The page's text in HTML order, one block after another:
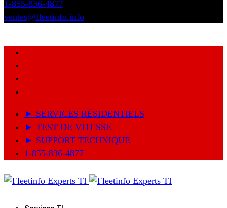
1-855-836-4877
ventes@fleetinfo.info
► SERVICES RÉSIDENTIELS
► TEST DE VITESSE
► SUPPORT TECHNIQUE
1-855-836-4877